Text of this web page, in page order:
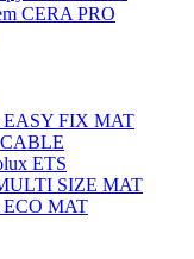
CERA PRO
EASY FIX MAT
ETS
SIZE MAT
MAT